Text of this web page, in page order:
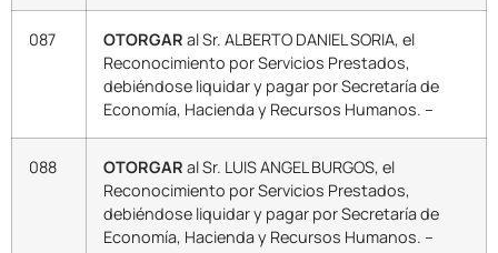
087 OTORGAR al Sr. ALBERTO DANIEL SORIA, el
Reconocimiento por Servicios Prestados,
debiéndose liquidar y pagar por Secretaría de
Economía, Hacienda y Recursos Humanos. –
088 OTORGAR al Sr. LUIS ANGEL BURGOS, el
Reconocimiento por Servicios Prestados,
debiéndose liquidar y pagar por Secretaría de
Economía, Hacienda y Recursos Humanos. –